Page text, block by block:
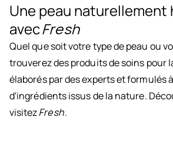
Une peau naturellement
avecFresh
Quel que soit votre type de peau ou
trouverez des produits de soins pour
élaborés par des experts et formulés
d'ingrédients issus de la nature.
visitezFresh.